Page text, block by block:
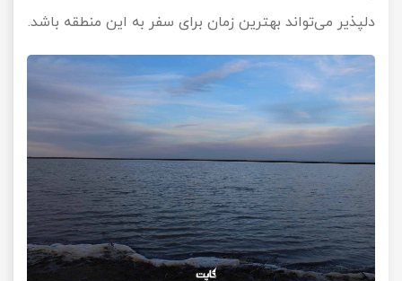
دلپذیر می‌تواند بهترین زمان برای سفر به این منطقه باشد.